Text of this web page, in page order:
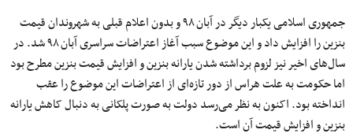
جمهوری اسلامی یکبار دیگر در آبان ۹۸ و بدون اعلام قبلی به شهروندان قیمت
بنزین را افزایش داد و این موضوع سبب آغاز اعتراضات سراسری آبان ۹۸ شد. در
سال‌های اخیر نیز لزوم برداشته شدن یارانه بنزین و افزایش قیمت بنزین مطرح بود
اما حکومت به علت هراس از دور تازه‌ای از اعتراضات این موضوع را عقب
انداخته بود. اکنون به نظر می‌رسد دولت به صورت پلکانی به دنبال کاهش یارانه
بنزین و افزایش قیمت آن است.